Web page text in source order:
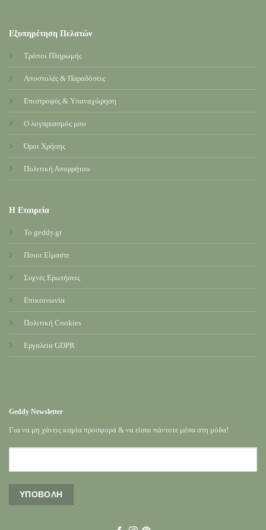
Εξυπηρέτηση Πελατών
Τρόποι Πληρωμής
Αποστολές & Παραδόσεις
Επιστροφές & Υπαναχώρηση
Ο λογαριασμός μου
Όροι Χρήσης
Πολιτική Απορρήτου
Η Εταιρεία
Το geddy.gr
Ποιοι Είμαστε
Συχνές Ερωτήσεις
Επικοινωνία
Πολιτική Cookies
Εργαλεία GDPR
Geddy Newsletter
Για να μη χάνεις καμία προσφορά & να είσαι πάντοτε μέσα στη μόδα!